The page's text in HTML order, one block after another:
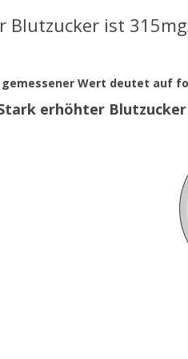
NORMALE
Blutzucker ist
gemessener Wert deutet auf
erhöhter